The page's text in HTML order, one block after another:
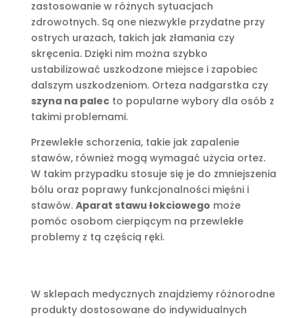
zastosowanie w różnych sytuacjach
zdrowotnych. Są one niezwykle przydatne przy
ostrych urazach, takich jak złamania czy
skręcenia. Dzięki nim można szybko
ustabilizować uszkodzone miejsce i zapobiec
dalszym uszkodzeniom. Orteza nadgarstka czy
szyna na palecto popularne wybory dla osób z
takimi problemami.
Przewlekłe schorzenia, takie jak zapalenie
stawów, również mogą wymagać użycia ortez.
W takim przypadku stosuje się je do zmniejszenia
bólu oraz poprawy funkcjonalności mięśni i
stawów. Aparat stawu łokciowego może
pomóc osobom cierpiącym na przewlekłe
problemy z tą częścią ręki.
W sklepach medycznych znajdziemy różnorodne
produkty dostosowane do indywidualnych